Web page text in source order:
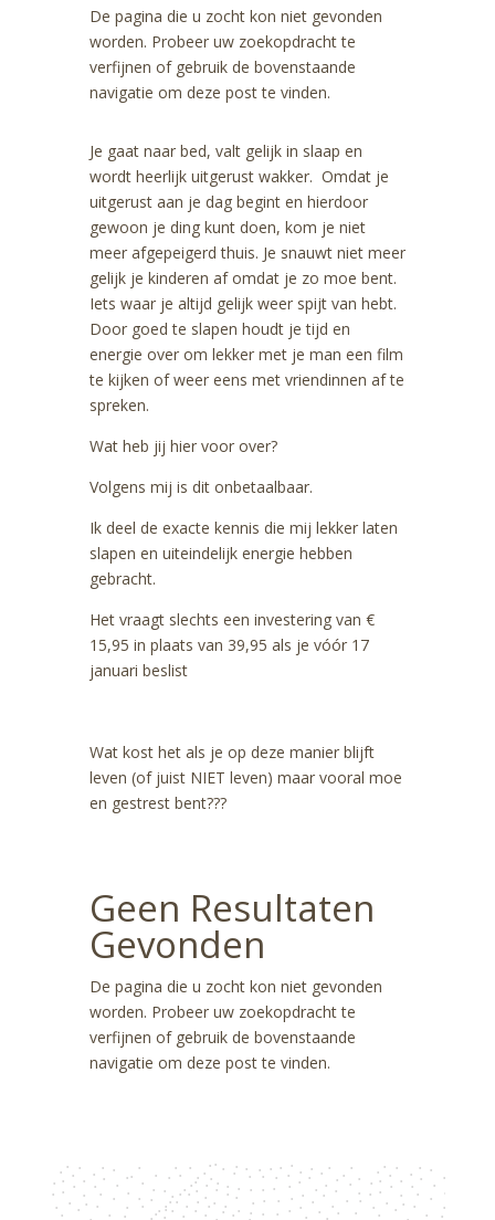
De pagina die u zocht kon niet gevonden
worden. Probeer uw zoekopdracht te
verfijnen of gebruik de bovenstaande
navigatie om deze post te vinden.
Je gaat naar bed, valt gelijk in slaap en
wordt heerlijk uitgerust wakker. Omdat je
uitgerust aan je dag begint en hierdoor
gewoon je ding kunt doen, kom je niet
meer afgepeigerd thuis. Je snauwt niet meer
gelijk je kinderen af omdat je zo moe bent.
Iets waar je altijd gelijk weer spijt van hebt.
Door goed te slapen houdt je tijd en
energie over om lekker met je man een film
te kijken of weer eens met vriendinnen af te
spreken.
Wat heb jij hier voor over?
Volgens mij is dit onbetaalbaar.
Ik deel de exacte kennis die mij lekker laten
slapen en uiteindelijk energie hebben
gebracht.
Het vraagt slechts een investering van €
15,95 in plaats van 39,95 als je vóór 17
januari beslist
Wat kost het als je op deze manier blijft
leven (of juist NIET leven) maar vooral moe
en gestrest bent???
Geen Resultaten
Gevonden
De pagina die u zocht kon niet gevonden
worden. Probeer uw zoekopdracht te
verfijnen of gebruik de bovenstaande
navigatie om deze post te vinden.